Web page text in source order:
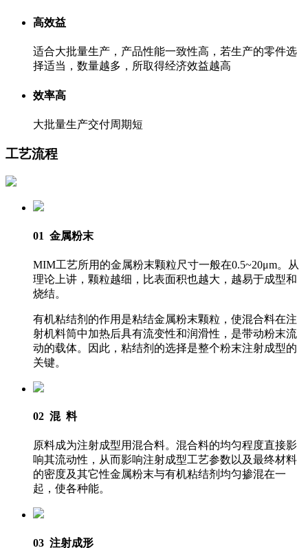
高效益
适合大批量生产，产品性能一致性高，若生产的零件选
择适当，数量越多，所取得经济效益越高
效率高
大批量生产交付周期短
工艺流程
01 金属粉末
MIM工艺所用的金属粉末颗粒尺寸一般在0.5~20μm。从
理论上讲，颗粒越细，比表面积也越大，越易于成型和
烧结。
有机粘结剂的作用是粘结金属粉末颗粒，使混合料在注
射机料筒中加热后具有流变性和润滑性，是带动粉末流
动的载体。因此，粘结剂的选择是整个粉末注射成型的
关键。
02 混 料
原料成为注射成型用混合料。混合料的均匀程度直接影
响其流动性，从而影响注射成型工艺参数以及最终材料
的密度及其它性金属粉末与有机粘结剂均匀掺混在一
起，使各种能。
03 注射成形